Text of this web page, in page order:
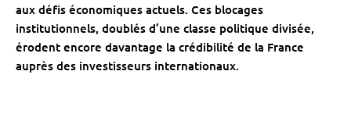
aux défis économiques actuels. Ces blocages
institutionnels, doublés d’une classe politique divisée,
érodent encore davantage la crédibilité de la France
auprès des investisseurs internationaux.